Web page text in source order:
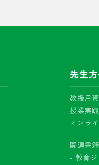
先生
教授用
授業実
オンラ
関連書
- 教育ジ